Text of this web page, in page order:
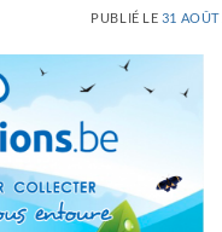
PUBLIÉ LE 31 AOÛT